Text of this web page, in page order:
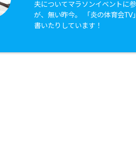
夫についてマラソンイベントに
が、無い昨今。 「炎の体育会
書いたりしています！